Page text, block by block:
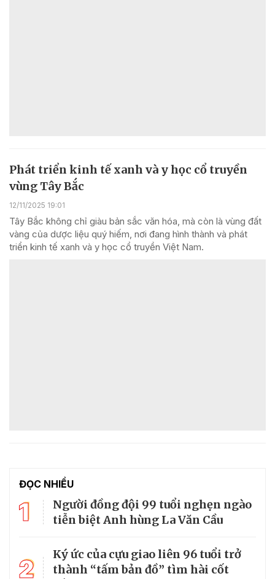
Phát triển kinh tế xanh và y học cổ truyền
vùng Tây Bắc
12/11/2025 19:01
Tây Bắc không chỉ giàu bản sắc văn hóa, mà còn là vùng đất
vàng của dược liệu quý hiếm, nơi đang hình thành và phát
triển kinh tế xanh và y học cổ truyền Việt Nam.
ĐỌC NHIỀU
1
Người đồng đội 99 tuổi nghẹn ngào
tiễn biệt Anh hùng La Văn Cầu
2
Ký ức của cựu giao liên 96 tuổi trở
thành “tấm bản đồ” tìm hài cốt